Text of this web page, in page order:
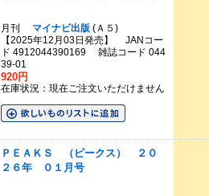
月刊 マイナビ出版(Ａ５)
【2025年12月03日発売】 JANコー
ド 4912044390169 雑誌コード 044
39-01
920円
在庫状況：現在ご注文いただけません
ＰＥＡＫＳ （ピークス） ２０
２６年 ０１月号